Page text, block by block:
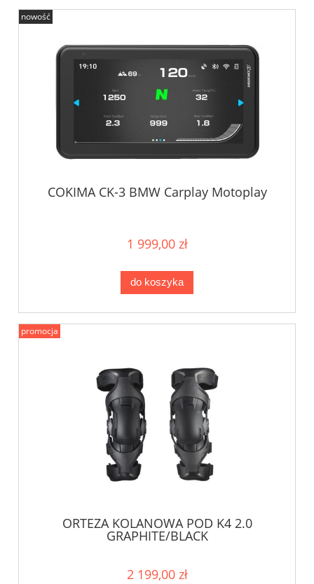
COKIMA CK-3 BMW Carplay Motoplay
1 999,00 zł
do koszyka
nowość
ORTEZA KOLANOWA POD K4 2.0
GRAPHITE/BLACK
2 199,00 zł
promocja